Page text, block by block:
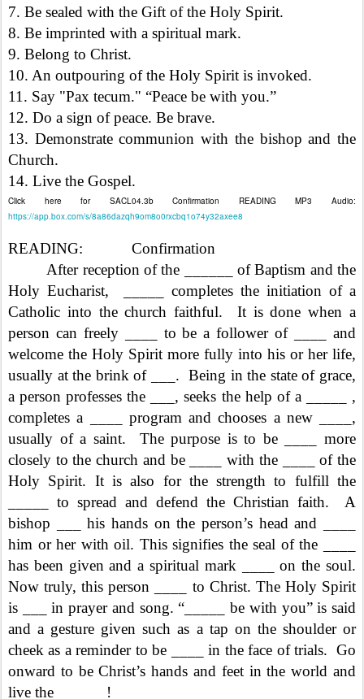
7. Be sealed with the Gift of the Holy Spirit.
8. Be imprinted with a spiritual mark.
9. Belong to Christ.
10. An outpouring of the Holy Spirit is invoked.
11. Say "Pax tecum." “Peace be with you.”
12. Do a sign of peace. Be brave.
13. Demonstrate communion with the bishop and the
Church.
14. Live the Gospel.
Click here for SACL04.3b Confirmation READING MP3 Audio:
https://app.box.com/s/8a86dazqh9om8o0rxcbq1o74y32axee8
READING: Confirmation
After reception of the ______ of Baptism and the
Holy Eucharist, _____ completes the initiation of a
Catholic into the church faithful. It is done when a
person can freely ____ to be a follower of ____ and
welcome the Holy Spirit more fully into his or her life,
usually at the brink of ___. Being in the state of grace,
a person professes the ___, seeks the help of a _____ ,
completes a ____ program and chooses a new ____,
usually of a saint. The purpose is to be ____ more
closely to the church and be ____ with the ____ of the
Holy Spirit. It is also for the strength to fulfill the
_____ to spread and defend the Christian faith. A
bishop ___ his hands on the person’s head and ____
him or her with oil. This signifies the seal of the ____
has been given and a spiritual mark ____ on the soul.
Now truly, this person ____ to Christ. The Holy Spirit
is ___ in prayer and song. “_____ be with you” is said
and a gesture given such as a tap on the shoulder or
cheek as a reminder to be ____ in the face of trials. Go
onward to be Christ’s hands and feet in the world and
live the ______!